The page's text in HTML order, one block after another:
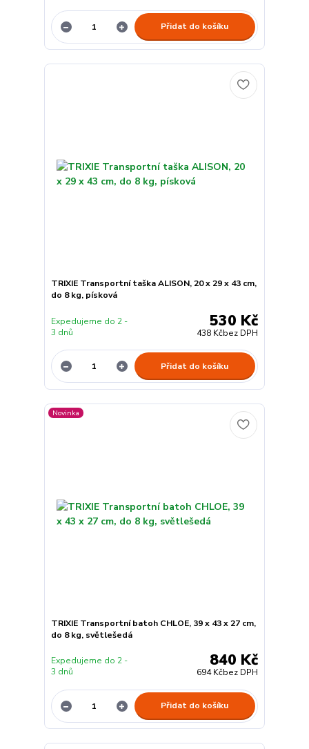
Přidat do košíku
TRIXIE Transportní taška ALISON, 20 x 29 x 43 cm,
do 8 kg, písková
530 Kč
438 Kčbez DPH
Expedujeme do 2 -
3 dnů
Přidat do košíku
Novinka
TRIXIE Transportní batoh CHLOE, 39 x 43 x 27 cm,
do 8 kg, světlešedá
840 Kč
694 Kčbez DPH
Expedujeme do 2 -
3 dnů
Přidat do košíku